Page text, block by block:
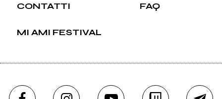
CONTATTI FAQ
MI AMI FESTIVAL